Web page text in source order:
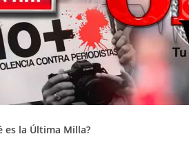
es la Última Milla?